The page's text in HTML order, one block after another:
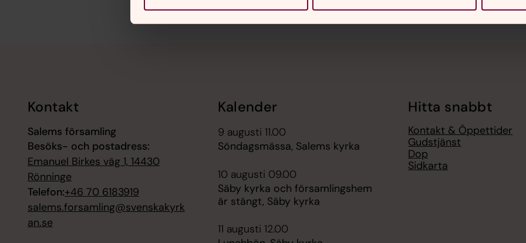
Kontakt
Salems församling
Besöks- och postadress:
Emanuel Birkes väg 1, 14430
Rönninge
Telefon:+46 70 6183919
salems.forsamling@svenskakyrk
an.se
Kalender
9 augusti 11.00
Söndagsmässa, Salems kyrka
10 augusti 09.00
Säby kyrka och församlingshem
är stängt, Säby kyrka
11 augusti 12.00
Hitta snabbt
Kontakt & Öppettider
Gudstjänst
Dop
Sidkarta